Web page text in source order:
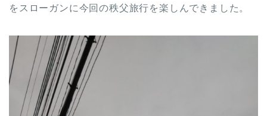
をスローガンに今回の秩父旅行を楽しんできました。